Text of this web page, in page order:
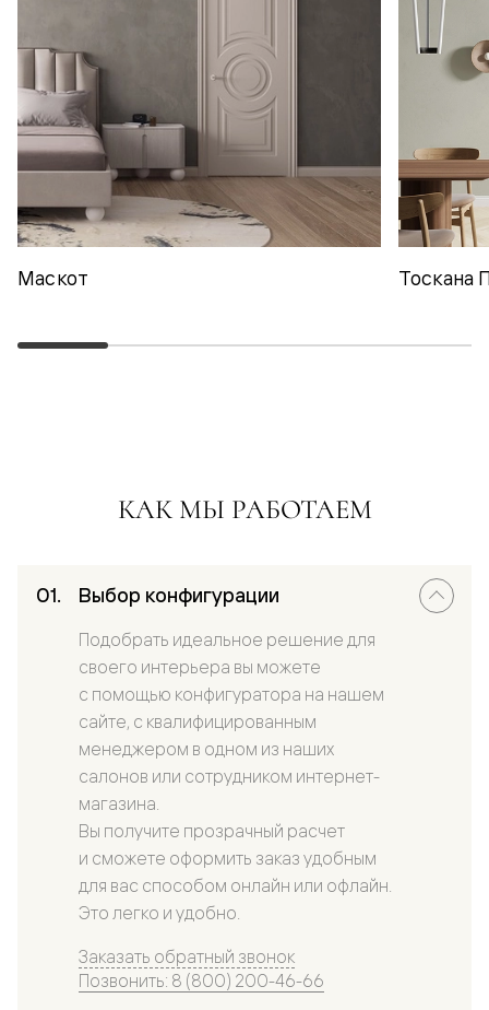
Маскот Тоскана
КАК МЫ РАБОТАЕМ
Выбор конфигурации
Подобрать идеальное решение для
своего интерьера вы можете
с помощью конфигуратора на нашем
сайте, с квалифицированным
менеджером в одном из наших
салонов или сотрудником интернет-
магазина.
Вы получите прозрачный расчет
и сможете оформить заказ удобным
для вас способом онлайн или офлайн.
Это легко и удобно.
Заказать обратный звонок
Позвонить: 8 (800) 200-46-66